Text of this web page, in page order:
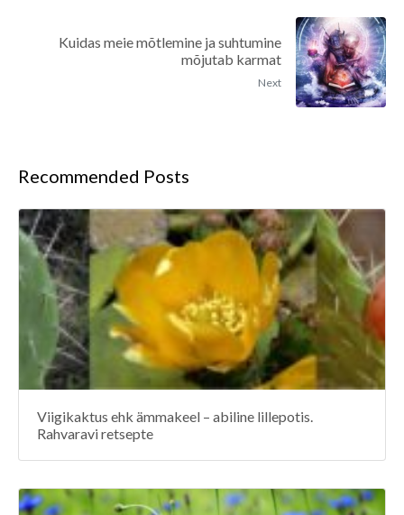
Kuidas meie mõtlemine ja suhtumine
mõjutab karmat
Next
Recommended Posts
Viigikaktus ehk ämmakeel – abiline lillepotis.
Rahvaravi retsepte